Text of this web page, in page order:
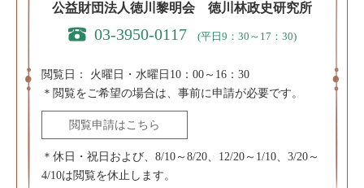
公益財団法人徳川黎明会 徳川林政史研究所
03-3950-0117 (平日9：30～17：30)
閲覧日：
火曜日・水曜日10：00～16：30
＊閲覧をご希望の場合は、事前に申請が必要です。
閲覧申請はこちら
＊休日・祝日および、8/10～8/20、12/20～1/10、3/20～
4/10は閲覧を休止します。